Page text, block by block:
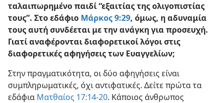
ταλαιπωρημένο παιδί “εξαιτίας της ολιγοπιστίας
τους”. Στο εδάφιο Μάρκος 9:29, όμως, η αδυναμία
τους αυτή συνδέεται με την ανάγκη για προσευχή.
Γιατί αναφέρονται διαφορετικοί λόγοι στις
διαφορετικές αφηγήσεις των Ευαγγελίων;
Στην πραγματικότητα, οι δύο αφηγήσεις είναι
συμπληρωματικές, όχι αντιφατικές. Δείτε πρώτα τα
εδάφια Ματθαίος 17:14-20. Κάποιος άνθρωπος